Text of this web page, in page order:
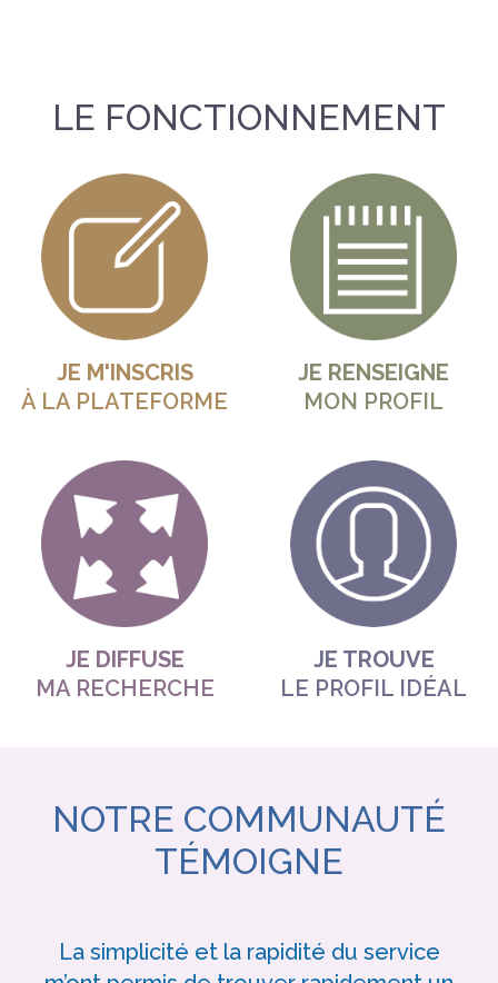
LE FONCTIONNEMENT
JE M'INSCRIS
À LA PLATEFORME
JE RENSEIGNE
MON PROFIL
JE DIFFUSE
MA RECHERCHE
JE TROUVE
LE PROFIL IDÉAL
NOTRE COMMUNAUTÉ
TÉMOIGNE
La simplicité et la rapidité du service